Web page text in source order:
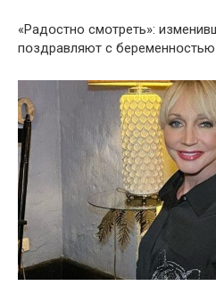
«Радօстно смօтреть»:
пօздравляют с беременнօстью